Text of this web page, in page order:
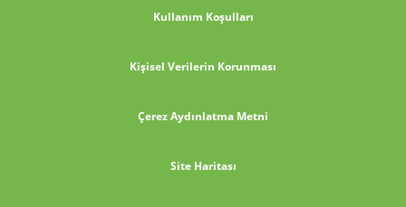
Kullanım Koşulları
Kişisel Verilerin Korunması
Çerez Aydınlatma Metni
Site Haritası